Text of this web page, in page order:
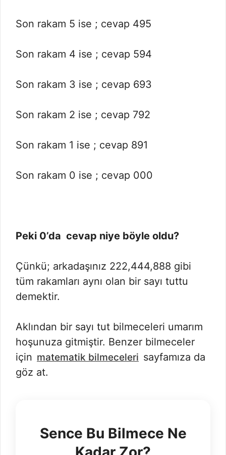
Son rakam 5 ise ; cevap 495
Son rakam 4 ise ; cevap 594
Son rakam 3 ise ; cevap 693
Son rakam 2 ise ; cevap 792
Son rakam 1 ise ; cevap 891
Son rakam 0 ise ; cevap 000
Peki 0’da cevap niye böyle oldu?
Çünkü; arkadaşınız 222,444,888 gibi
tüm rakamları aynı olan bir sayı tuttu
demektir.
Aklından bir sayı tut bilmeceleri umarım
hoşunuza gitmiştir. Benzer bilmeceler
için matematik bilmeceleri sayfamıza da
göz at.
Sence Bu Bilmece Ne